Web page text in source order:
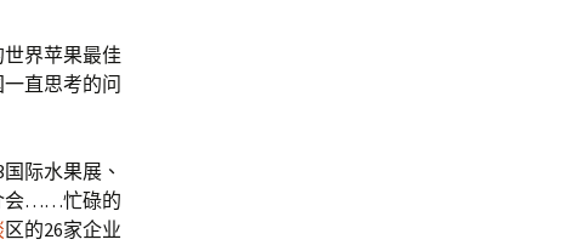
界苹果最佳
直思考的问
际水果展、
会……忙碌的
区的26家企业